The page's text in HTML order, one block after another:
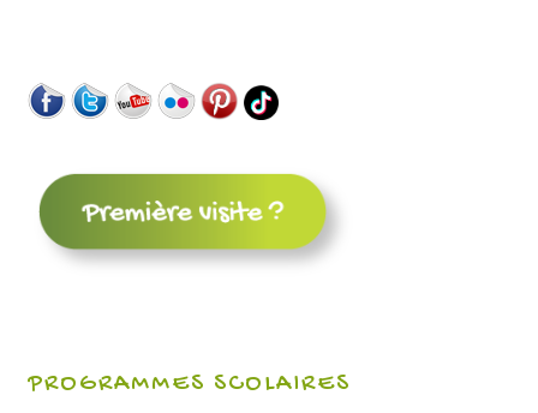
PROGRAMMES SCOLAIRES